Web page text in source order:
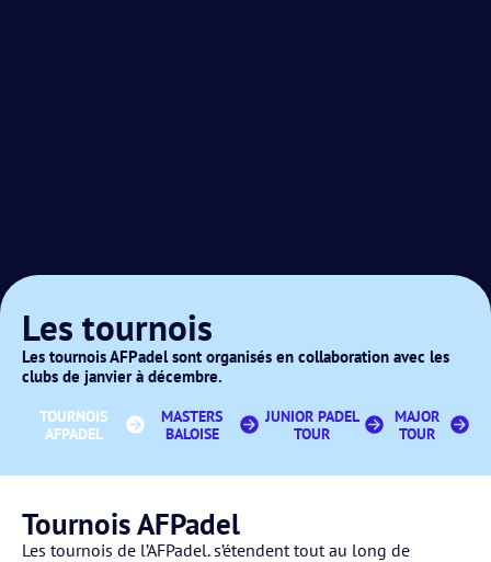
Les tournois
Les tournois AFPadel sont organisés en collaboration avec les
clubs de janvier à décembre.
TOURNOIS
AFPADEL
MASTERS
BALOISE
JUNIOR PADEL
TOUR
MAJOR
TOUR
Tournois AFPadel
Les tournois de l’AFPadel. s’étendent tout au long de